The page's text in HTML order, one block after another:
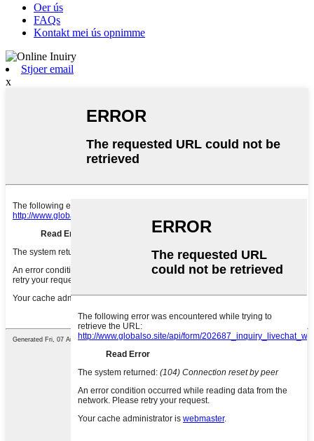
Oer ús
FAQs
Kontakt mei ús opnimme
Stjoer email
x